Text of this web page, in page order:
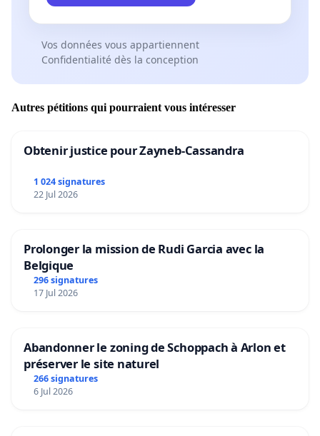
Vos données vous appartiennent
Confidentialité dès la conception
Autres pétitions qui pourraient vous intéresser
Obtenir justice pour Zayneb-Cassandra
1 024 signatures
22 Jul 2026
Prolonger la mission de Rudi Garcia avec la
Belgique
296 signatures
17 Jul 2026
Abandonner le zoning de Schoppach à Arlon et
préserver le site naturel
266 signatures
6 Jul 2026